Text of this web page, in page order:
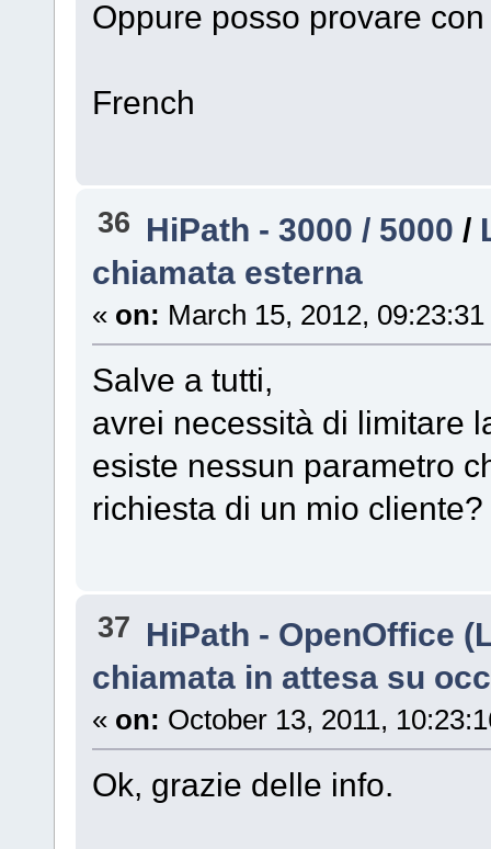
Oppure posso provare
French
36 HiPath - 3000 / 5000 /
chiamata esterna
« on: March 15, 2012,
Salve a tutti,
avrei necessità di limitare
esiste nessun parametro
richiesta di un mio cliente?
37 HiPath - OpenOffice
chiamata in attesa su
« on: October 13, 2011,
Ok, grazie delle info.